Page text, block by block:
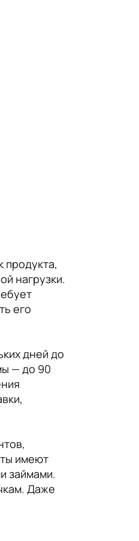
продукта,
нагрузки.
его
дней до
— до 90
имеют
займами.
Даже